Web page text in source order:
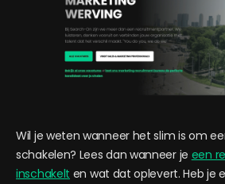
Wil je weten wanneer het slim is om
schakelen? Lees dan wanneer je een
inschakelt en wat dat oplevert. Heb je